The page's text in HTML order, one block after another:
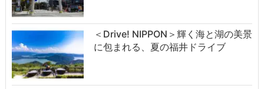
＜Drive! NIPPON＞輝く海と湖の美景
に包まれる、夏の福井ドライブ